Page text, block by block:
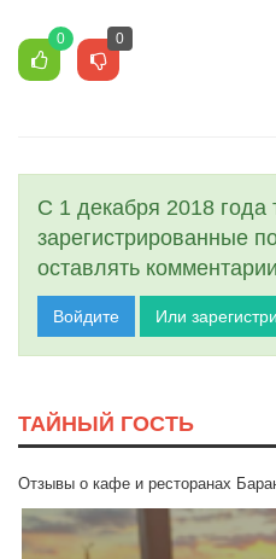
0 0
С 1 декабря 2018 года
зарегистрированные
оставлять
Войдите Или
ТАЙНЫЙ ГОСТЬ
Отзывы о кафе и ресторанах